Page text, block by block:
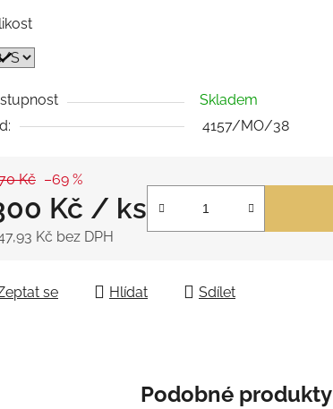
Skladem
4157/MO/38
Kč –69 %
Kč / ks
Kč bez DPH
se Hlídat Sdílet
Podobné produkty